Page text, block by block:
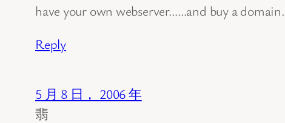
have your own webserver……and buy a domain.
Reply
5 月 8 日， 2006 年
翡